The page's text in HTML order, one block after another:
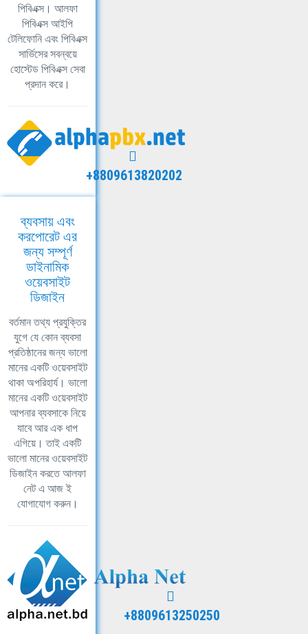
পিবিএক্স। আলফা
পিবিএক্স আইপি
টেলিফোনি এবং পিবিএক্স
সার্ভিসের সবন্বয়ে
হোস্টেড পিবিএক্স সেবা
প্রদান করে।
+8809613820202
ব্যবসায় এবং
করপোরেট এর
জন্য সম্পূর্ণ
ডাইনামিক
ওয়েবসাইট
ডিজাইন
বর্তমান তথ্য প্রযুক্তির
যুগে যে কোন ব্যবসা
প্রতিষ্ঠানের জন্য ভালো
মানের একটি ওয়েবসাইট
থাকা অপরিহার্য। ভালো
মানের একটি ওয়েবসাইট
আপনার ব্যবসাকে নিয়ে
যাবে আর এক ধাপ
এগিয়ে। তাই একটি
ভালো মানের ওয়েবসাইট
ডিজাইন করতে আলফা
নেট এ আজ ই
যোগাযোগ করুন।
+8809613250250